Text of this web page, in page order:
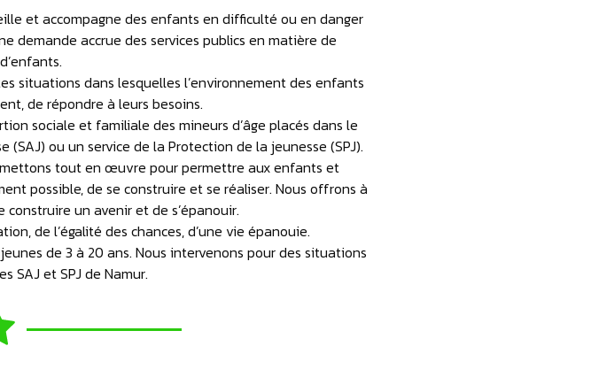
et accompagne des enfants en difficulté ou en danger
demande accrue des services publics en matière de
situations dans lesquelles l’environnement des enfants
de répondre à leurs besoins.
sociale et familiale des mineurs d’âge placés dans le
(SAJ) ou un service de la Protection de la jeunesse (SPJ).
tout en œuvre pour permettre aux enfants et
possible, de se construire et se réaliser. Nous offrons à
un avenir et de s’épanouir.
de l’égalité des chances, d’une vie épanouie.
de 3 à 20 ans. Nous intervenons pour des situations
SAJ et SPJ de Namur.